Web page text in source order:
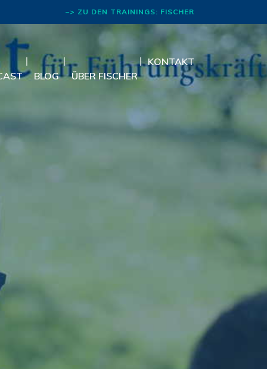
–> ZU DEN TRAININGS: FISCHER
RHETORIK
BLOG ÜBER FISCHER
KONTAKT